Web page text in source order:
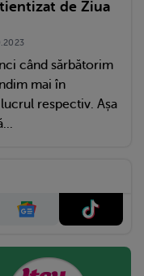
de Ziua
când sărbătorim
mai în
respectiv. Așa